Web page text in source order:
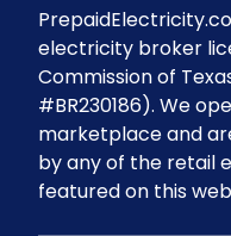
electricity broker
Commission of
#BR230186). We
marketplace and
by any of the retail
featured on this